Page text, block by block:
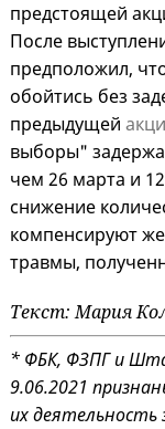
предстоящей
После
предположил,
обойтись без
предыдущей
выборы"
чем 26 марта и
снижение
компенсируют
травмы,
Текст: Мария
* ФБК, ФЗПГ и
9.06.2021
их деятельность